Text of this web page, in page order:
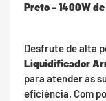
Preto – 1400W
Desfrute de alta
Liquidificador
para atender às
eficiência. Com